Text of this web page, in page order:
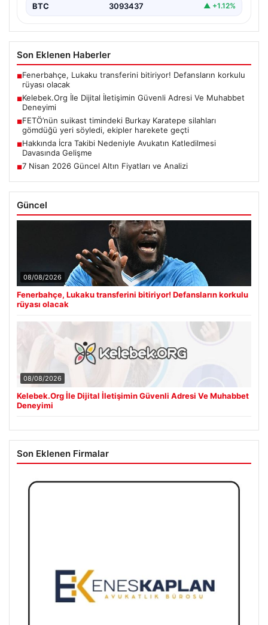
BTC 3093437 ▲ +1.12%
Son Eklenen Haberler
■Fenerbahçe, Lukaku transferini bitiriyor! Defansların korkulu
rüyası olacak
■Kelebek.Org İle Dijital İletişimin Güvenli Adresi Ve Muhabbet
Deneyimi
■FETÖ’nün suikast timindeki Burkay Karatepe silahları
gömdüğü yeri söyledi, ekipler harekete geçti
■Hakkında İcra Takibi Nedeniyle Avukatın Katledilmesi
Davasında Gelişme
■7 Nisan 2026 Güncel Altın Fiyatları ve Analizi
Güncel
08/08/2026
Fenerbahçe, Lukaku transferini bitiriyor! Defansların korkulu
rüyası olacak
08/08/2026
Kelebek.Org İle Dijital İletişimin Güvenli Adresi Ve Muhabbet
Deneyimi
Son Eklenen Firmalar